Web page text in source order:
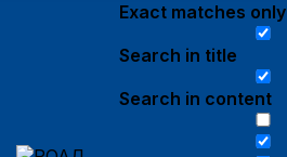
Exact matches only
Search in title
Search in content